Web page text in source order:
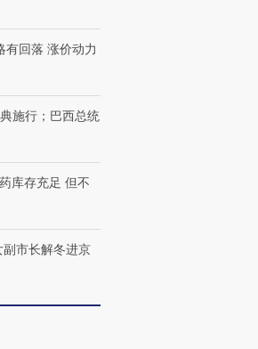
抗争将教
飞地休达
找100种
式·第三对
CFO：不靠规模取胜，华
有回落 涨价动力
施行；巴西总统
库存充足 但不
市长解冬进京